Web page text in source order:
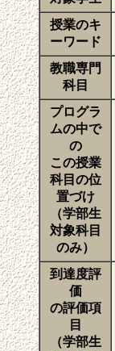
授業のキ
ーワード
教職専門
科目
プログラ
ムの中で
の
この授業
科目の位
置づけ
（学部生
対象科目
のみ）
到達度評
価
の評価項
目
（学部生